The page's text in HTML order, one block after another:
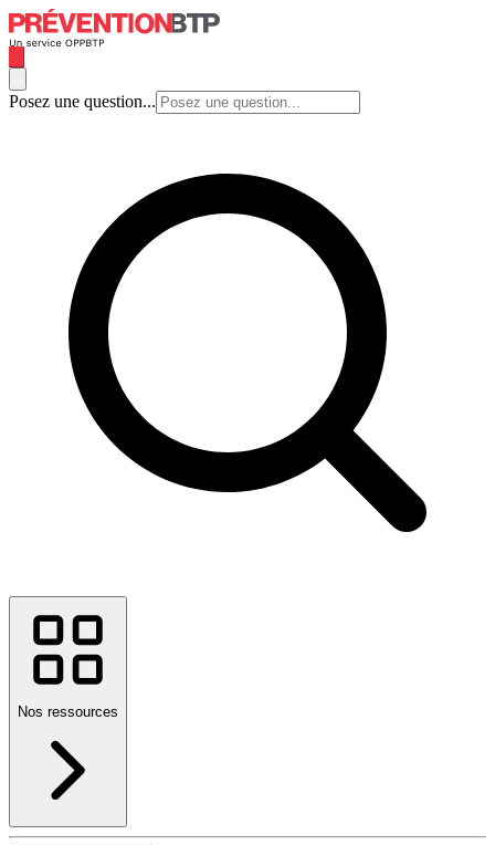
Posez une question...
Nos ressources